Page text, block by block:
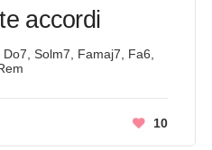
accordi
Solm7, Famaj7, Fa6,
10